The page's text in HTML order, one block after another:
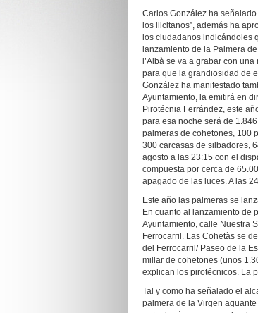
Carlos González ha
los ilicitanos”, además ha
los ciudadanos indicándoles
lanzamiento de la Palmera
l’Albà se va a grabar con
para que la grandiosidad de
González ha manifestado
Ayuntamiento, la emitirá en
Pirotécnia Ferrández, este
para esa noche será de
palmeras de cohetones, 100
300 carcasas de silbadores,
agosto a las 23:15 con el
compuesta por cerca de
apagado de las luces. A las
Este año las palmeras se
En cuanto al lanzamiento de
Ayuntamiento, calle Nuestra
Ferrocarril. Las Cohetàs se
del Ferrocarril/ Paseo de la
millar de cohetones (unos
explican los pirotécnicos. La
Tal y como ha señalado el
palmera de la Virgen